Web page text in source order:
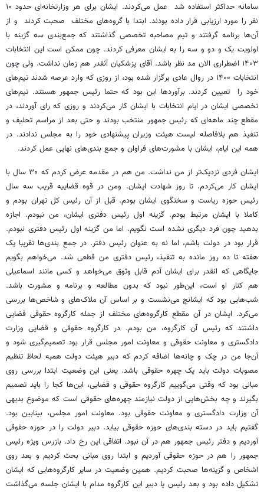
سامانه حداکثر استفاده شد عمل می‌کردند. ایشان برای هر وزارتخانه‌ای حدود ۱۰
نفر را مورد ارزیابی قرار داده بودند. ابتدا با گروه‌های مختلف صحبت کردند و از
آن‌ها برنامه گرفتند و تیم مصاحبه تخصصی گذاشتند که جمع‌بندی سه گزینه با
اولویت یک و دو و سه را به ایشان معرفی کردند. چون ممکن است این انتخابات
۱۴۰۳ اضطراری الان مد نظر باشد. آقای پزشکیان آنقدر هم زمان نداشت. ولی چون
انتخابات ۱۴۰۰ در روال عادی برگزار شده بود، از روزی که وارد عرصه شدند تیم‌های
خود را تعیین کردند. برآوردها این بود که حتما رئیس جمهور هستند. تیم‌های
تخصصی ایشان در ایام انتخابات با ایشان کار می‌کردند و روزی که رای آوردند، در
مقطع چند ماهه‌ای که رئیس جمهور منتخب بودند و حتی بعد از مراسم تحلیف و
تنفیذ هم بلافاصله لیست هیئت وزیران پیشنهادی خود را به مجلس ندادند. در
همه این ایام، ایشان با مشورت‌های فراوان و جمع بندی‌های نهایی عمل کردند.
ایشان فردی نزدیک‌تر از من نداشت. من هم در مقدمه عرض کردم که ۳۰ سال با
ایشان کار می‌کردم. تا روز شهادت ایشان. ومن در قوه قضاییه قریب سه سال
رئیس حوزه ریاست و سخنگوی ایشان بودم. قبل از آن رئیس کل تهران بودم و
کاملا با ایشان مرتبط بودم. گزینه اول رئیس دفتری ایشان، من نبودم. اجازه
بدهید چون فرد دیگری نشده است نگویم. اما من گزینه اول رئیس دفتری نبودم.
قرار بود در دولت باشم، اما نه به عنوان رئیس دفتر. در جمع بندی‌ها تقریبا یک
هفته تا ده روز مانده به تنفیذ، رئیس دفتری من قطعی شد. می‌خواهم بگویم
جایگاهی که انقدر برای ایشان آدم قابل وثوق می‌خواهد و کسی مانند اسماعیلی
هم کنار او است، این‌طور نبود که بدون مطالعه و برنامه و مشورت باشد.
شب‌هایی بود که ایشانچ می‌نشست و بر اساس آن ملاک‌های و شاخص‌ها بررسی
می‌کرد. ایشان در آن مقطع کارگروه‌های مختلف از جمله کارگروه حقوقی قضایی
داشتند که رئیس آن کارگروه، من بودم. در کارگروه حقوقی و قضایی وزارت
دادگستری و معاونت حقوقی و معاونت امور مجلس قرار بود تصمیم‌گیری شود و
آن‌جا من در چک و چانه‌ها اضافه کردم که دبیر هیئت دولت همبه لحاظ تنظیم
مصوبات دولت باید یک چهره حقوقی باشد. یعنی این وضعیت ابتدا بررسی روی
مبانی بود که وقتی می‌گوییم کارگروه حقوقی و قضایی، این‌ها کجا را باید تصمیم
بگیرند و چه بخش‌هایی از دولت نیازمند چهره‌های حقوقی است که موضوع بدیهی
آن وزارت دادگستری و معاونت حقوقی بود. معاونت امور مجلس، بینابین بود.
گفتیم باید در دسته بندی‌های حوزه حقوقی بیاید. دبیر دولت را در حوزه حقوقی
آوردیم و دفتر رئیس جمهور هم در آن نبود. اتفاقی این رخ داد. بازرس ویژه رئیس
جمهور را هم در حوزه حقوقی آوردیم و ابتدا روی مبانی بحث کردیم و بعد روی
اشخاص و گزینه‌ها صحبت کردیم. همین وضعیت در سایر کارگروه‌هایی که ایشان
تشکیل داده بود و بعد رئیس یا دبیر این کارگروه مدام با ایشان جلسه می‌گذاشت